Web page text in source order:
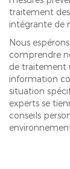
traitement
intégrante de
Nous
comprendre
de traitement
information
situation
experts se
conseils